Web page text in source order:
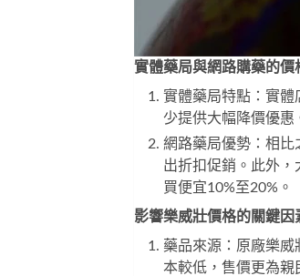
實體藥局與網路購藥的價
實體藥局特點：實體
少提供大幅降價優惠
網路藥局優勢：相比
出折扣促銷。此外
買便宜10%至20%。
影響樂威壯價格的關鍵因
藥品來源：原廠樂
本較低，售價更為親